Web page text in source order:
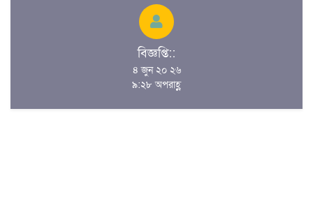
বিজ্ঞপ্তি::
৪ জুন ২০ ২৬
৯:২৮ অপরাহ্ণ